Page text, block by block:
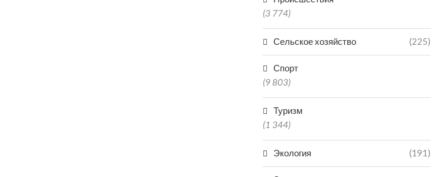
(3 774)
Сельское хозяйство (225)
Спорт
(9 803)
Туризм
(1 344)
Экология (191)